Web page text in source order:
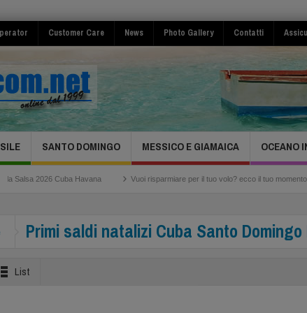
Customer Care News Photo Gallery Contatti
SANTO DOMINGO MESSICO E GIAMAICA OCEANO
2026 Cuba Havana Vuoi risparmiare per il tuo volo? ecco il tuo momento
Primi saldi natalizi Cuba Santo
List